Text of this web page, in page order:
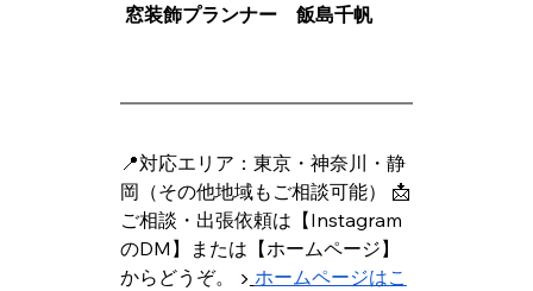
窓装飾プランナー　飯島千帆
📍対応エリア：東京・神奈川・静
岡（その他地域もご相談可能） 📩
ご相談・出張依頼は【Instagram
のDM】または【ホームページ】
からどうぞ。 ▶ ホームページはこ